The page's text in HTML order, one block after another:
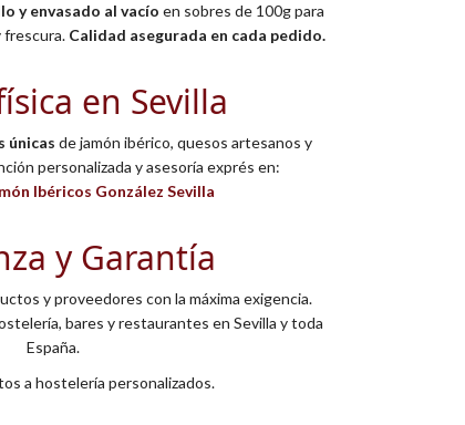
y envasado al vacío en sobres de 100g para
frescura. Calidad asegurada en cada pedido.
en Sevilla
únicas de jamón ibérico, quesos artesanos y
personalizada y asesoría exprés en:
Ibéricos González Sevilla
y Garantía
y proveedores con la máxima exigencia.
bares y restaurantes en Sevilla y toda
España.
a hostelería personalizados.